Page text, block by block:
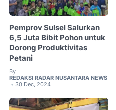
Pemprov Sulsel Salurkan
6,5 Juta Bibit Pohon untuk
Dorong Produktivitas
Petani
By
REDAKSI RADAR NUSANTARA NEWS
• 30 Dec, 2024